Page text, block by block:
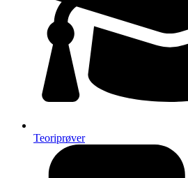
Teoriprøver